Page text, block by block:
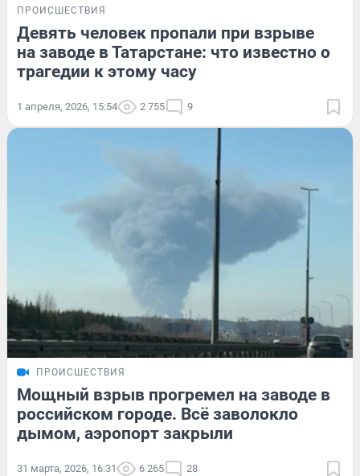
ПРОИСШЕСТВИЯ
Девять человек пропали при взрыве
на заводе в Татарстане: что известно о
трагедии к этому часу
1 апреля, 2026, 15:54 2 755 9
ПРОИСШЕСТВИЯ
Мощный взрыв прогремел на заводе в
российском городе. Всё заволокло
дымом, аэропорт закрыли
31 марта, 2026, 16:31 6 265 28